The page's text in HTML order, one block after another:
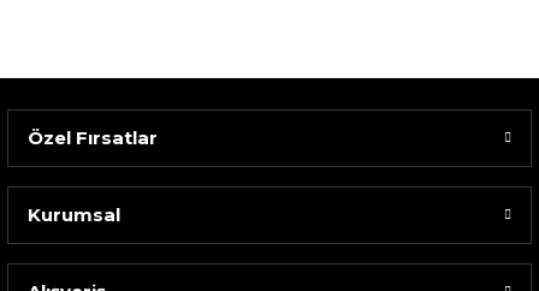
Özel Fırsatlar
Kurumsal